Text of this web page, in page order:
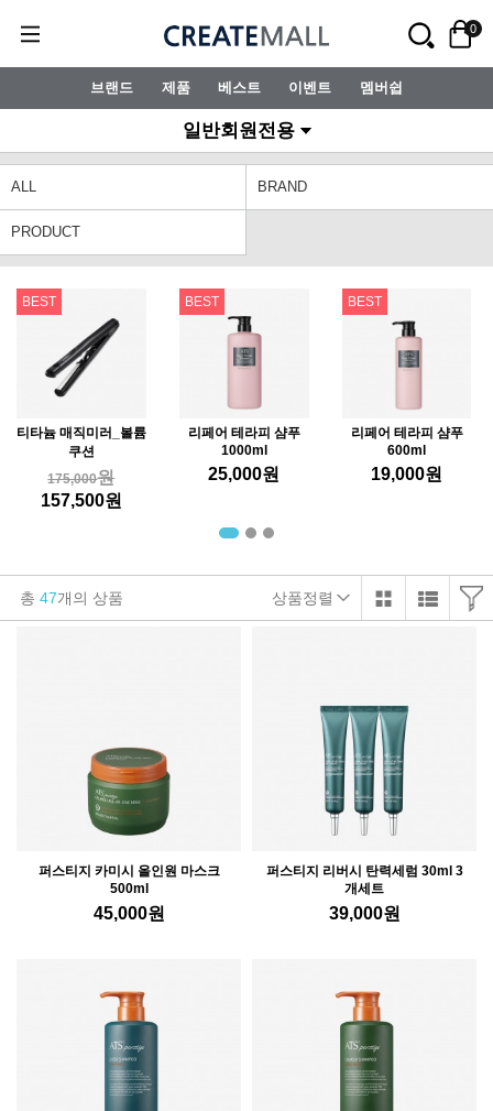
0
브랜드 제품 베스트 이벤트 멤버쉽
일반회원전용
ALL BRAND
PRODUCT
BEST
티타늄 매직미러_볼륨
쿠션
175,000원
157,500원
BEST
리페어 테라피 샴푸
1000ml
25,000원
BEST
리페어 테라피 샴푸
600ml
19,000원
총 47개의 상품 상품정렬
퍼스티지 카미시 올인원 마스크
500ml
45,000원
퍼스티지 리버시 탄력세럼 30ml 3
개세트
39,000원